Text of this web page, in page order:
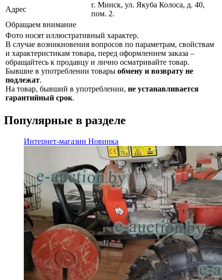
Адрес
г. Минск, ул. Якуба Колоса, д. 40,
пом. 2.
Обращаем внимание
Фото носят иллюстративный характер.
В случае возникновения вопросов по параметрам, свойствам
и характеристикам товара, перед оформлением заказа –
обращайтесь к продавцу и лично осматривайте товар.
Бывшие в употреблении товары обмену и возврату не
подлежат.
На товар, бывший в употреблении, не устанавливается
гарантийный срок.
Популярные в разделе
Интернет-магазин Новинка